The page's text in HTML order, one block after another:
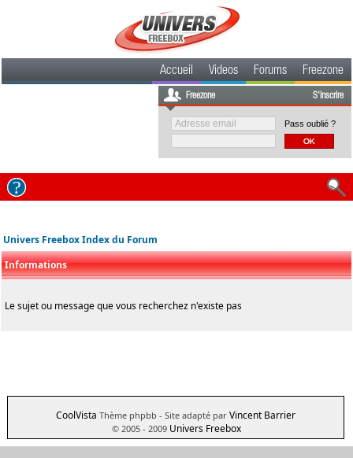
Accueil Videos Forums Freezone
Freezone S'inscrire
Pass oublié ?
Univers Freebox Index du Forum
Informations
Le sujet ou message que vous recherchez n'existe pas
CoolVista Thème phpbb - Site adapté par Vincent Barrier
© 2005 - 2009 Univers Freebox